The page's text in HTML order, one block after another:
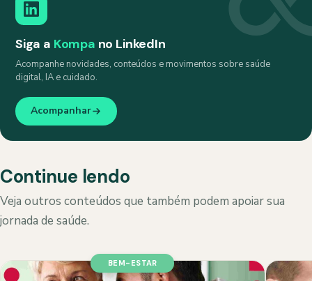
Siga a Kompa no LinkedIn
Acompanhe novidades, conteúdos e movimentos sobre saúde
digital, IA e cuidado.
Acompanhar
Continue lendo
Veja outros conteúdos que também podem apoiar sua
jornada de saúde.
BEM-ESTAR